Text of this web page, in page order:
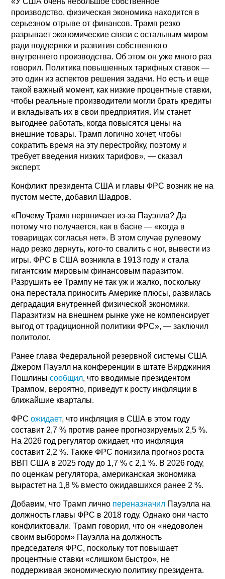
производство, физическая экономика находится в
серьезном отрыве от финансов. Трамп резко
разрывает экономические связи с остальным миром
ради поддержки и развития собственного
внутреннего производства. Об этом он уже много раз
говорил. Политика повышенных тарифных ставок —
это один из аспектов решения задачи. Но есть и еще
такой важный момент, как низкие процентные ставки,
чтобы реальные производители могли брать кредиты
и вкладывать их в свои предприятия. Им станет
выгоднее работать, когда повысятся цены на
внешние товары. Трамп логично хочет, чтобы
сократить время на эту перестройку, поэтому и
требует введения низких тарифов», — сказал
эксперт.
Конфликт президента США и главы ФРС возник не на
пустом месте, добавил Шадров.
«Почему Трамп нервничает из-за Пауэлла? Да
потому что получается, как в басне — «когда в
товарищах согласья нет». В этом случае рулевому
надо резко дернуть, кого-то свалить с ног, вывести из
игры. ФРС в США возникла в 1913 году и стала
гигантским мировым финансовым паразитом.
Разрушить ее Трампу не так уж и жалко, поскольку
она перестала приносить Америке плюсы, развилась
деградация внутренней физической экономики.
Паразитизм на внешнем рынке уже не компенсирует
выгод от традиционной политики ФРС», — заключил
политолог.
Ранее глава Федеральной резервной системы США
Джером Пауэлл на конференции в штате Вирджиния
Пошлинысообщил, что вводимые президентом
Трампом, вероятно, приведут к росту инфляции в
ближайшие кварталы.
ФРСожидает, что инфляция в США в этом году
составит 2,7 % против ранее прогнозируемых 2,5 %.
На 2026 год регулятор ожидает, что инфляция
составит 2,2 %. Также ФРС понизила прогноз роста
ВВП США в 2025 году до 1,7 % с 2,1 %. В 2026 году,
по оценкам регулятора, американская экономика
вырастет на 1,8 % вместо ожидавшихся ранее 2 %.
Добавим, что Трамп лично переназначил Пауэлла на
должность главы ФРС в 2018 году. Однако они часто
конфликтовали. Трамп говорил, что он «недоволен
своим выбором» Пауэлла на должность
председателя ФРС, поскольку тот повышает
процентные ставки «слишком быстро», не
поддерживая экономическую политику президента.